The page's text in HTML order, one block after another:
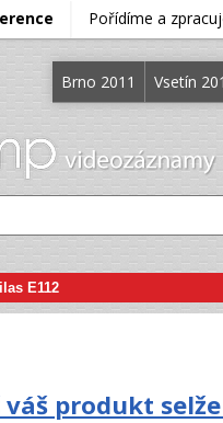
Pořídíme a
Brno 2011 Vsetín
E112
váš produkt